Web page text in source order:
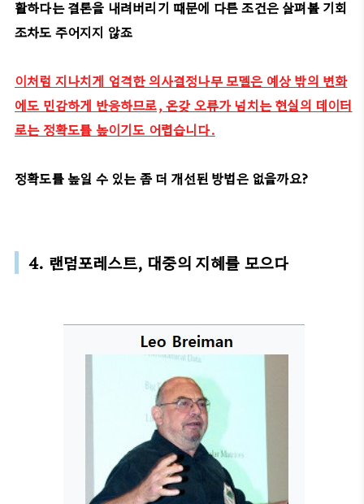
활하다는 결론을 내려버리기 때문에 다른 조건은 살펴볼 기회
조차도 주어지지 않죠
이처럼 지나치게 엄격한 의사결정나무 모델은 예상 밖의 변화
에도 민감하게 반응하므로, 온갖 오류가 넘치는 현실의 데이터
로는 정확도를 높이기도 어렵습니다.
정확도를 높일 수 있는 좀 더 개선된 방법은 없을까요?
4. 랜덤포레스트, 대중의 지혜를 모으다